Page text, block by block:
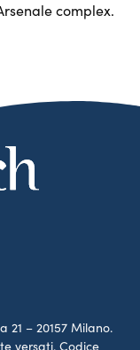
complex.
21 – 20157 Milano.
versati. Codice